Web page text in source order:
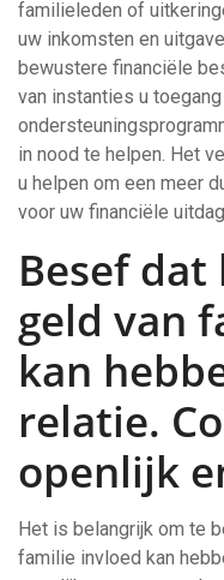
familieleden of
uw inkomsten en
bewustere financiële
van instanties u
in nood te helpen. Het
u helpen om een meer
voor uw financiële
Besef
geld van
kan
relatie.
openlijk
Het is belangrijk om te
familie invloed kan